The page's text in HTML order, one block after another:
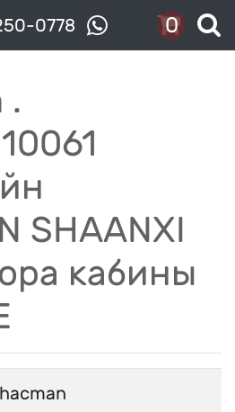
0778 0
.
SHAANXI
кабины